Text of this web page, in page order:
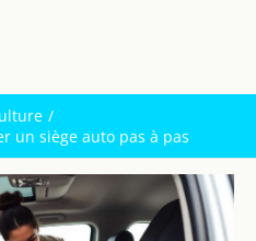
un siège auto pas à pas